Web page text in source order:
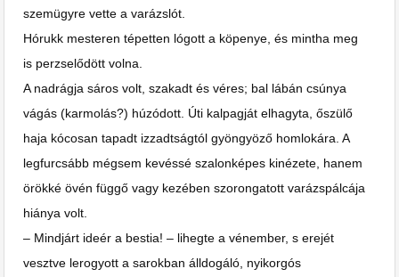
szemügyre vette a varázslót.
Hórukk mesteren tépetten lógott a köpenye, és mintha meg
is perzselődött volna.
A nadrágja sáros volt, szakadt és véres; bal lábán csúnya
vágás (karmolás?) húzódott. Úti kalpagját elhagyta, őszülő
haja kócosan tapadt izzadtságtól gyöngyöző homlokára. A
legfurcsább mégsem kevéssé szalonképes kinézete, hanem
örökké övén függő vagy kezében szorongatott varázspálcája
hiánya volt.
– Mindjárt ideér a bestia! – lihegte a vénember, s erejét
vesztve lerogyott a sarokban álldogáló, nyikorgós